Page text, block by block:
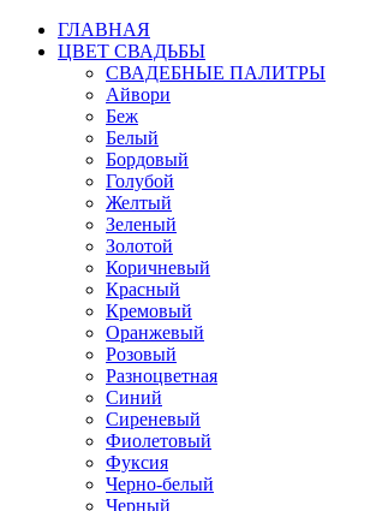
ГЛАВНАЯ
ЦВЕТ СВАДЬБЫ
СВАДЕБНЫЕ ПАЛИТРЫ
Айвори
Беж
Белый
Бордовый
Голубой
Желтый
Зеленый
Золотой
Коричневый
Красный
Кремовый
Оранжевый
Розовый
Разноцветная
Синий
Сиреневый
Фиолетовый
Фуксия
Черно-белый
Черный